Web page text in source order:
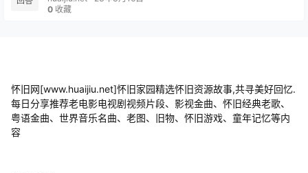
0 收藏
人为什么会怀旧？
2023-03-16
17:22:41
怀旧网[www.huaijiu.net]怀旧家园精选怀旧资源故事,共寻美好回忆.
每日分享推荐老电影电视剧视频片段、影视金曲、怀旧经典老歌、
粤语金曲、世界音乐名曲、老图、旧物、怀旧游戏、童年记忆等内
容